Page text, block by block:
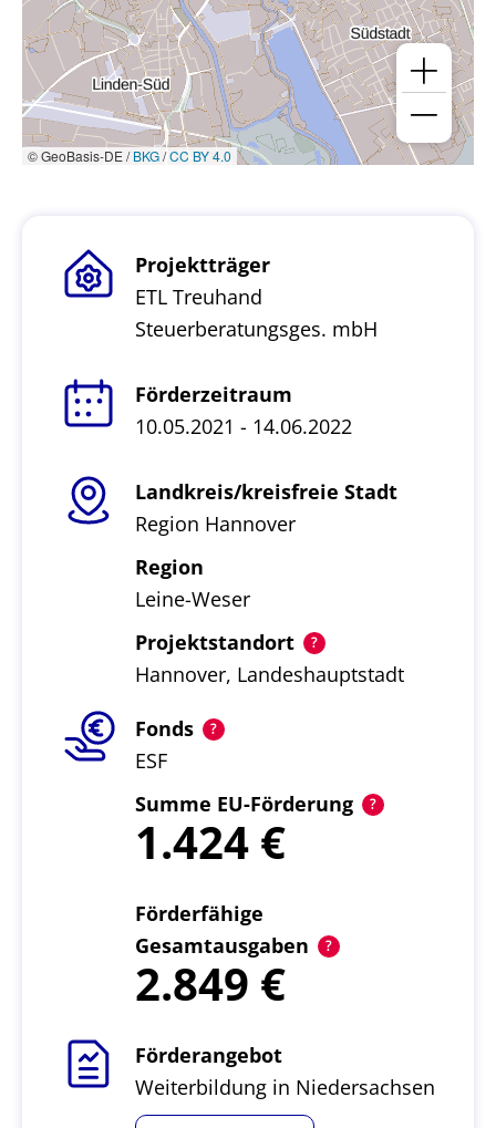
© GeoBasis-DE /BKG/CC BY 4.0
Projektträger
ETL Treuhand
Steuerberatungsges. mbH
Förderzeitraum
10.05.2021 - 14.06.2022
Landkreis/kreisfreie Stadt
Region Hannover
Region
Leine-Weser
Projektstandort
Hannover, Landeshauptstadt
Fonds
ESF
Summe EU-Förderung
1.424
Förderfähige
Gesamtausgaben
2.849
Förderangebot
Weiterbildung in Niedersachsen